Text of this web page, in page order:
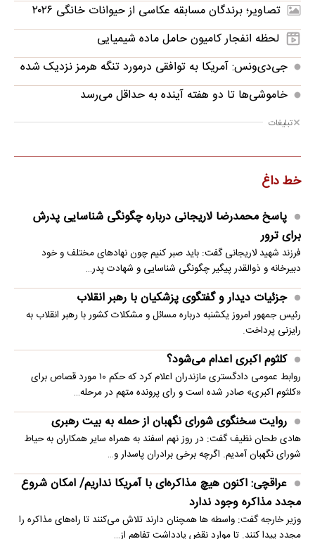
تصاویر؛ برندگان مسابقه عکاسی از حیوانات خانگی ۲۰۲۶
لحظه انفجار کامیون حامل ماده شیمیایی
جی‌دی‌ونس: آمریکا به توافقی درمورد تنگه هرمز نزدیک شده
خاموشی‌ها تا دو هفته آینده به حداقل می‌رسد
تبلیغات
خط داغ
پاسخ محمدرضا لاریجانی درباره چگونگی شناسایی پدرش
برای ترور
فرزند شهید لاریجانی گفت: باید صبر کنیم چون نهادهای مختلف و خود
دبیرخانه و ذوالقدر پیگیر چگونگی شناسایی و شهادت پدر…
جزئیات دیدار و گفتگوی پزشکیان با رهبر انقلاب
رئیس جمهور امروز یکشنبه درباره مسائل و مشکلات کشور با رهبر انقلاب به
رایزنی پرداخت.
کلثوم اکبری اعدام می‌شود؟
روابط عمومی دادگستری مازندران اعلام کرد که حکم ۱۰ مورد قصاص برای
«کلثوم اکبری» صادر شده است و رای پرونده متهم در مرحله…
روایت سخنگوی شورای نگهبان از حمله به بیت رهبری
هادی طحان نظیف گفت: در روز نهم اسفند به همراه سایر همکاران به حیاط
شورای نگهبان آمدیم. اگرچه برخی برادران پاسدار و…
عراقچی: اکنون هیچ مذاکره‌ای با آمریکا نداریم/ امکان شروع
مجدد مذاکره وجود ندارد
وزیر خارجه گفت: واسطه ها همچنان دارند تلاش می‌کنند تا راه‌های مذاکره را
مجدد پیدا کنند. تا موارد نقض یادداشت تفاهم از…